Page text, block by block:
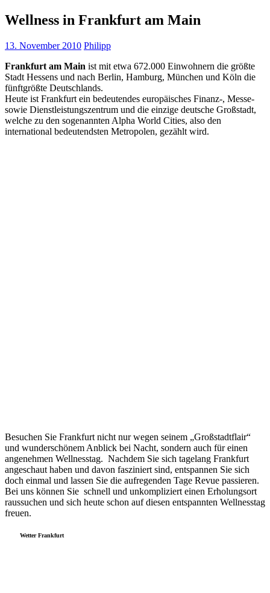
Wellness in Frankfurt am Main
13. November 2010 Philipp
Frankfurt am Main ist mit etwa 672.000 Einwohnern die größte
Stadt Hessens und nach Berlin, Hamburg, München und Köln die
fünftgrößte Deutschlands.
Heute ist Frankfurt ein bedeutendes europäisches Finanz-, Messe-
sowie Dienstleistungszentrum und die einzige deutsche Großstadt,
welche zu den sogenannten Alpha World Cities, also den
international bedeutendsten Metropolen, gezählt wird.
Besuchen Sie Frankfurt nicht nur wegen seinem „Großstadtflair“
und wunderschönem Anblick bei Nacht, sondern auch für einen
angenehmen Wellnesstag. Nachdem Sie sich tagelang Frankfurt
angeschaut haben und davon fasziniert sind, entspannen Sie sich
doch einmal und lassen Sie die aufregenden Tage Revue passieren.
Bei uns können Sie schnell und unkompliziert einen Erholungsort
raussuchen und sich heute schon auf diesen entspannten Wellnesstag
freuen.
Wetter Frankfurt